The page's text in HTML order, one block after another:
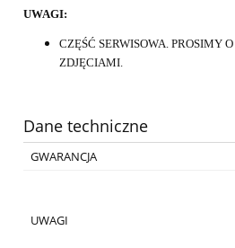
UWAGI:
CZĘŚĆ SERWISOWA. PROSIMY
ZDJĘCIAMI.
Dane techniczne
GWARANCJA
UWAGI